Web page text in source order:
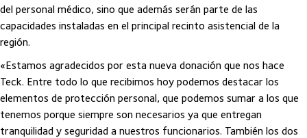
del personal médico, sino que además serán parte de las
capacidades instaladas en el principal recinto asistencial de la
región.
«Estamos agradecidos por esta nueva donación que nos hace
Teck. Entre todo lo que recibimos hoy podemos destacar los
elementos de protección personal, que podemos sumar a los que
tenemos porque siempre son necesarios ya que entregan
tranquilidad y seguridad a nuestros funcionarios. También los dos